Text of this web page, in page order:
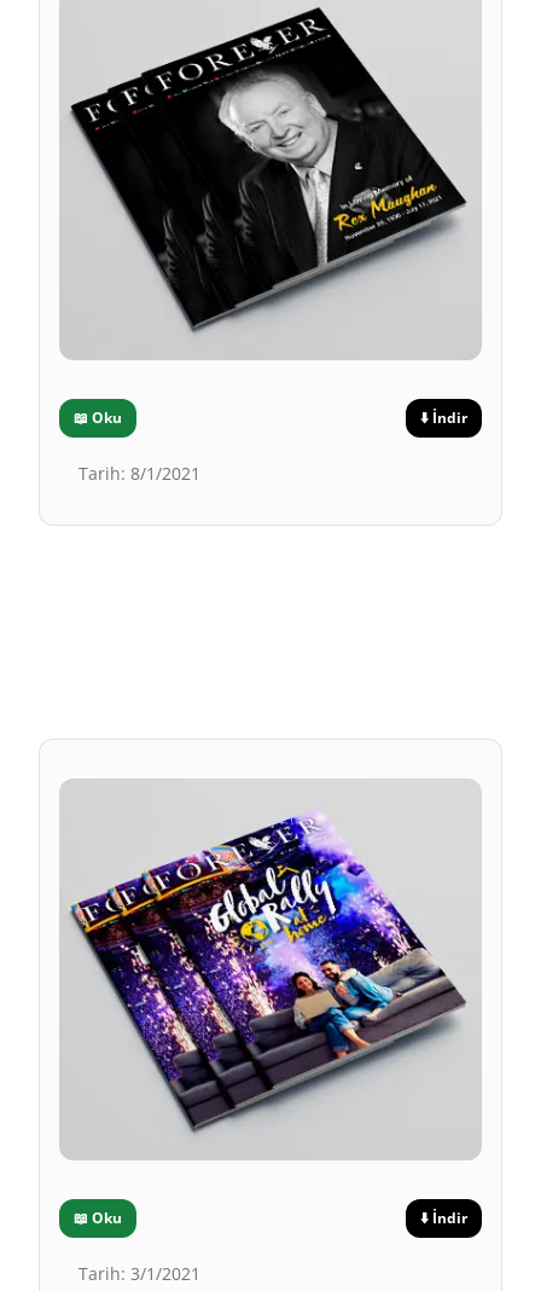
📖 Oku ⬇️ İndir
Tarih: 8/1/2021
📖 Oku ⬇️ İndir
Tarih: 3/1/2021